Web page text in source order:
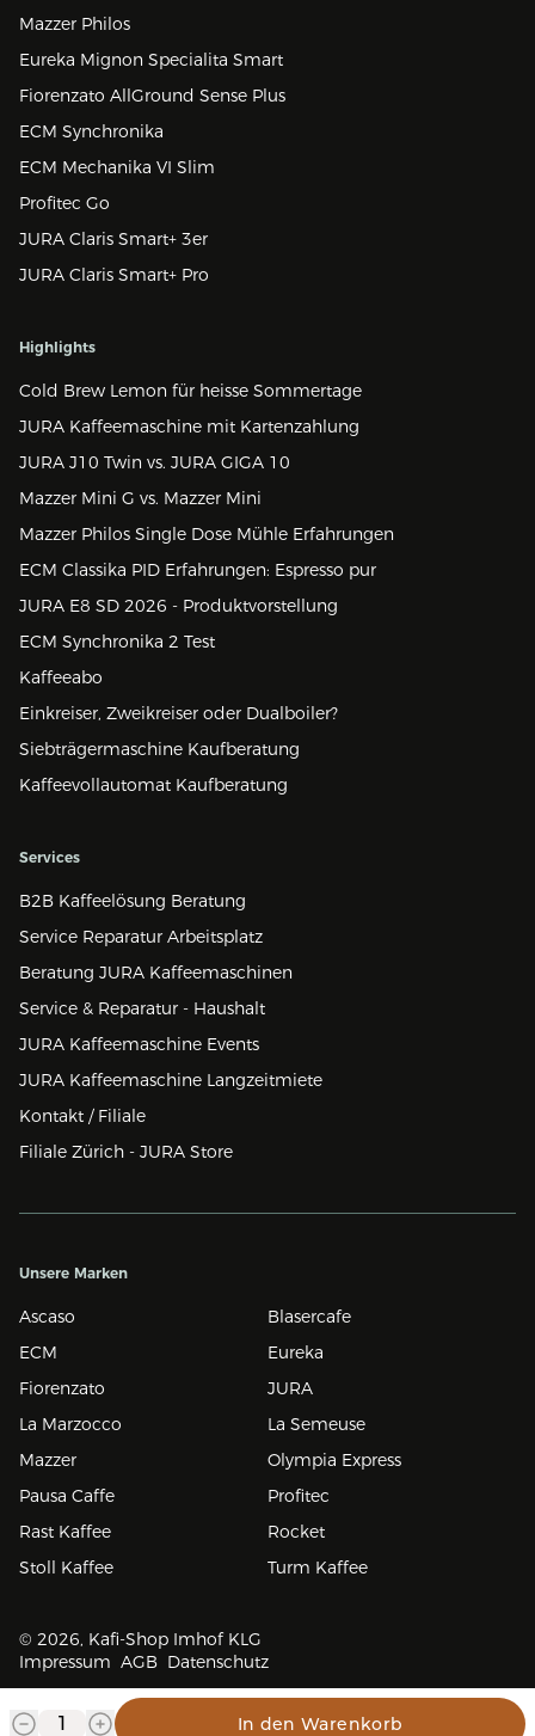
In den Warenkorb
Mazzer Philos
Eureka Mignon Specialita Smart
Fiorenzato AllGround Sense Plus
ECM Synchronika
ECM Mechanika VI Slim
Profitec Go
JURA Claris Smart+ 3er
JURA Claris Smart+ Pro
Highlights
Cold Brew Lemon für heisse Sommertage
JURA Kaffeemaschine mit Kartenzahlung
JURA J10 Twin vs. JURA GIGA 10
Mazzer Mini G vs. Mazzer Mini
Mazzer Philos Single Dose Mühle Erfahrungen
ECM Classika PID Erfahrungen: Espresso pur
JURA E8 SD 2026 - Produktvorstellung
ECM Synchronika 2 Test
Kaffeeabo
Einkreiser, Zweikreiser oder Dualboiler?
Siebträgermaschine Kaufberatung
Kaffeevollautomat Kaufberatung
Services
B2B Kaffeelösung Beratung
Service Reparatur Arbeitsplatz
Beratung JURA Kaffeemaschinen
Service & Reparatur - Haushalt
JURA Kaffeemaschine Events
JURA Kaffeemaschine Langzeitmiete
Kontakt / Filiale
Filiale Zürich - JURA Store
Unsere Marken
Ascaso
Blasercafe
ECM
Eureka
Fiorenzato
JURA
La Marzocco
La Semeuse
Mazzer
Olympia Express
Pausa Caffe
Profitec
Rast Kaffee
Rocket
Stoll Kaffee
Turm Kaffee
© 2026, Kafi-Shop Imhof KLG
Impressum AGB Datenschutz